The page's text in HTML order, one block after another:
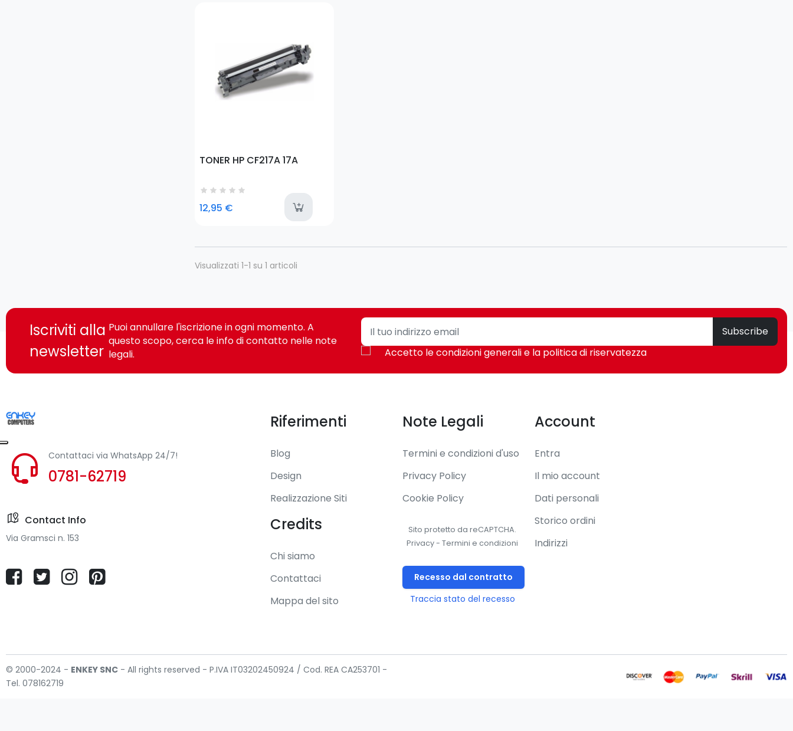
TONER HP CF217A 17A
12,95 €
Visualizzati 1-1 su 1 articoli
Iscriviti alla
newsletter
Puoi annullare l'iscrizione in ogni momento. A
questo scopo, cerca le info di contatto nelle note
legali.
Subscribe
Accetto le condizioni generali e la politica di riservatezza
Contattaci via WhatsApp 24/7!
0781-62719
Contact Info
Via Gramsci n. 153
Riferimenti
Blog
Design
Realizzazione Siti
Credits
Chi siamo
Contattaci
Mappa del sito
Note Legali
Termini e condizioni d'uso
Privacy Policy
Cookie Policy
Sito protetto da reCAPTCHA.
Privacy-Termini e condizioni
Recesso dal contratto
Traccia stato del recesso
Account
Entra
Il mio account
Dati personali
Storico ordini
Indirizzi
© 2000-2024 - ENKEY SNC - All rights reserved - P.IVA IT03202450924 / Cod. REA CA253701 -
Tel. 078162719